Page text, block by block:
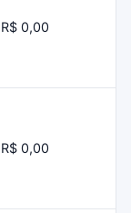
R$ 0,00
R$ 0,00